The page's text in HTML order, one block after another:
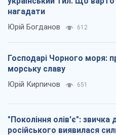
нагадати
Юрій Богданов 612
Господарі Чорного моря:
морську славу
Юрій Кирпичов 651
"Покоління олів'є": звичка
російського виявилася